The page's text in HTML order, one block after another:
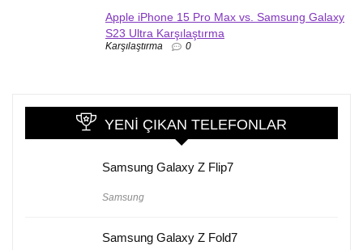
Apple iPhone 15 Pro Max vs. Samsung Galaxy
S23 Ultra Karşılaştırma
Karşılaştırma 0
YENI ÇIKAN TELEFONLAR
Samsung Galaxy Z Flip7
Samsung
Samsung Galaxy Z Fold7